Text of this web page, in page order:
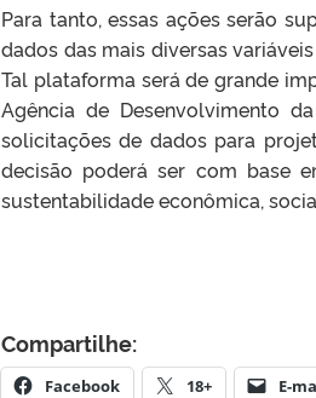
Para tanto, essas ações serão
dados das mais diversas
Tal plataforma será de grande
Agência de Desenvolvimento
solicitações de dados para
decisão poderá ser com base
sustentabilidade econômica,
Compartilhe:
Facebook 18+ E-